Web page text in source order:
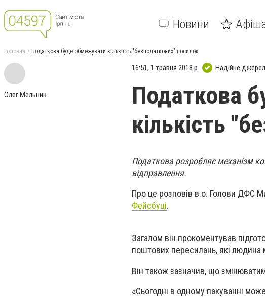
Новини
Головна Податкова буде обмежувати кількість "безподаткових" посилок
Олег Мельник
16:51, 1 травня 2018 р. Надійне
Податкова
кількість
Податкова розробляє механізм
відправлення.
Про це розповів в.о. Голови ДФС
Фейсбуці.
Загалом він прокоментував
поштових пересилань, які людина
Він також зазначив, що
«Сьогодні в одному пакуванні